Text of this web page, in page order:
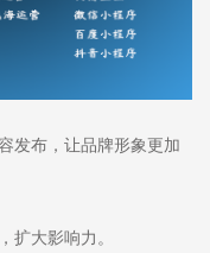
发布，让品牌形象更加
扩大影响力。